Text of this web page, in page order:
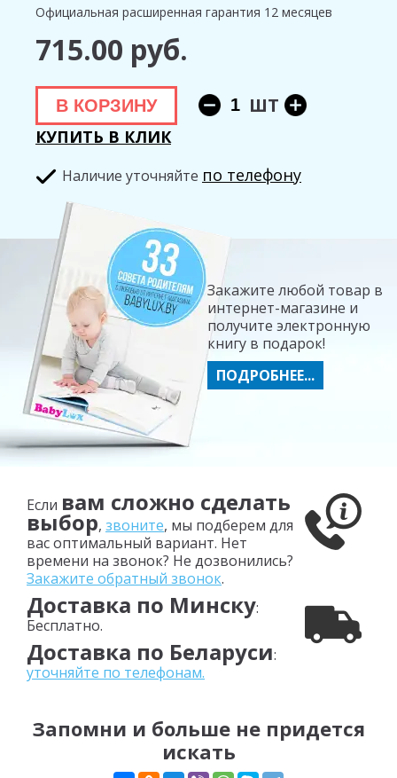
Официальная расширенная гарантия 12 месяцев
715.00 руб.
В КОРЗИНУ ШТ
КУПИТЬ В КЛИК
Hаличие уточняйте по телефону
Закажите любой товар в
интернет-магазине и
получите электронную
книгу в подарок!
ПОДРОБНЕЕ...
Если вам сложно сделать
выбор, звоните, мы подберем для
вас оптимальный вариант. Нет
времени на звонок? Не дозвонились?
Закажите обратный звонок.
Доставка по Минску:
Бесплатно.
Доставка по Беларуси:
уточняйте по телефонам.
Запомни и больше не придется
искать